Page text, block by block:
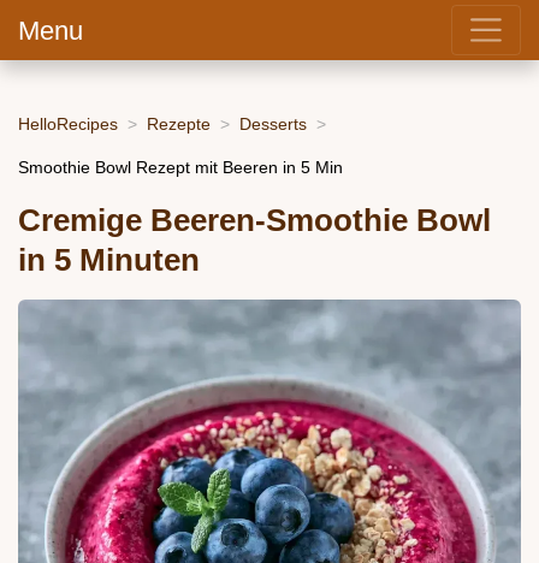
Menu
HelloRecipes Rezepte Desserts
Smoothie Bowl Rezept mit Beeren in 5 Min
Cremige Beeren-Smoothie Bowl
in 5 Minuten